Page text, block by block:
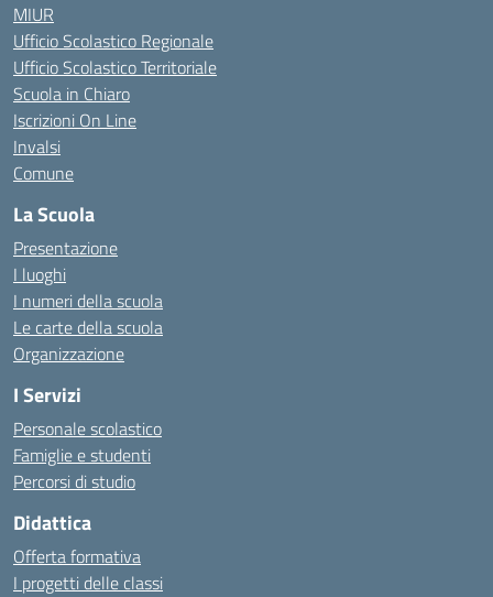
MIUR
Ufficio Scolastico Regionale
Ufficio Scolastico Territoriale
Scuola in Chiaro
Iscrizioni On Line
Invalsi
Comune
La Scuola
Presentazione
I luoghi
I numeri della scuola
Le carte della scuola
Organizzazione
I Servizi
Personale scolastico
Famiglie e studenti
Percorsi di studio
Didattica
Offerta formativa
I progetti delle classi